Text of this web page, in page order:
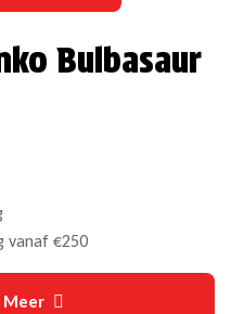
Bulbasaur
vanaf €250
Meer